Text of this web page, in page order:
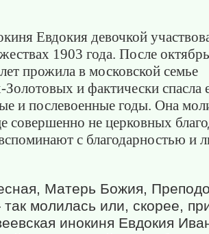
Евдокия девочкой
1903 года. После
прожила в московской семье
и фактически спасла
и послевоенные годы. Она
совершенно не церковных
с благодарностью и
Матерь Божия,
молилась или, скорее,
инокиня Евдокия